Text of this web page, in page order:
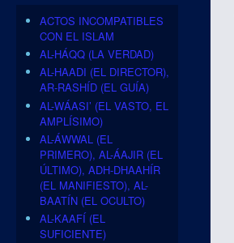
ACTOS INCOMPATIBLES
CON EL ISLAM
AL-HÁQQ (LA VERDAD)
AL-HAADI (EL DIRECTOR),
AR-RASHÍD (EL GUÍA)
AL-WÁASI’ (EL VASTO, EL
AMPLÍSIMO)
AL-ÁWWAL (EL
PRIMERO), AL-ÁAJIR (EL
ÚLTIMO), ADH-DHAAHÍR
(EL MANIFIESTO), AL-
BAATÍN (EL OCULTO)
AL-KAAFÍ (EL
SUFICIENTE)